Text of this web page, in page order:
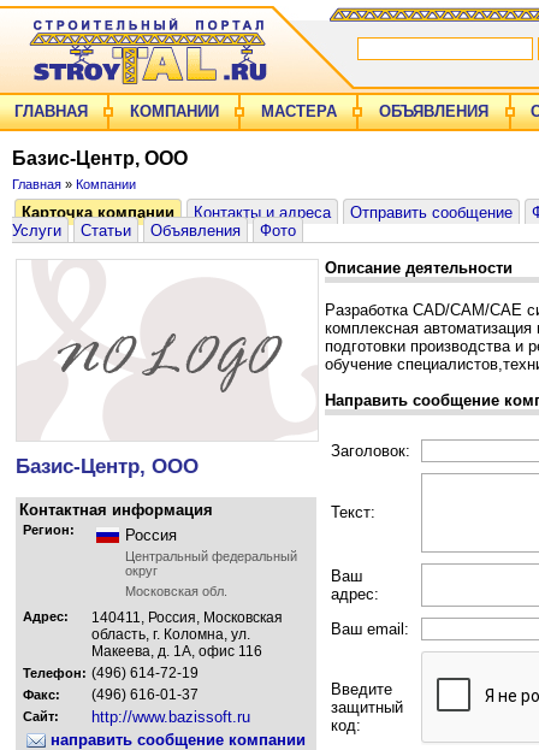
ГЛАВНАЯ КОМПАНИИ МАСТЕРА ОБЪЯВЛЕНИЯ
Базис-Центр, ООО
Главная » Компании
Карточка компании Контакты и адреса Отправить сообщение
Услуги
Статьи Объявления Фото
Базис-Центр, ООО
Контактная информация
Регион: Россия
Центральный федеральный
округ
Московская обл.
Адрес:
140411, Россия, Московская
область, г. Коломна, ул.
Макеева, д. 1А, офис 116
Телефон: (496) 614-72-19
Факс: (496) 616-01-37
Сайт:
http://www.bazissoft.ru
направить сообщение компании
Описание деятельности
Разработка CAD/CAM/CAE
комплексная автоматизация
подготовки производства и
обучение
Направить сообщение
Заголовок:
Текст:
Ваш
адрес:
Ваш email:
Введите
защитный
код: